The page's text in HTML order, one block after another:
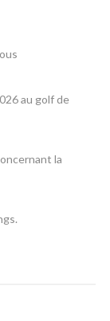
au golf de
la